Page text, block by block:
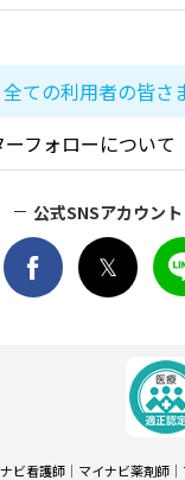
全ての利用者の皆さ
フォローについて
公式SNSアカウント
ビ看護師 │ マイナビ薬剤師 │